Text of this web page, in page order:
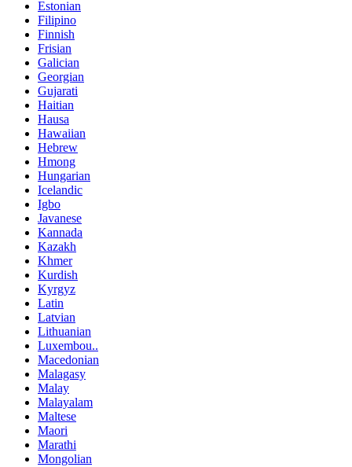
Estonian
Filipino
Finnish
Frisian
Galician
Georgian
Gujarati
Haitian
Hausa
Hawaiian
Hebrew
Hmong
Hungarian
Icelandic
Igbo
Javanese
Kannada
Kazakh
Khmer
Kurdish
Kyrgyz
Latin
Latvian
Lithuanian
Luxembou..
Macedonian
Malagasy
Malay
Malayalam
Maltese
Maori
Marathi
Mongolian